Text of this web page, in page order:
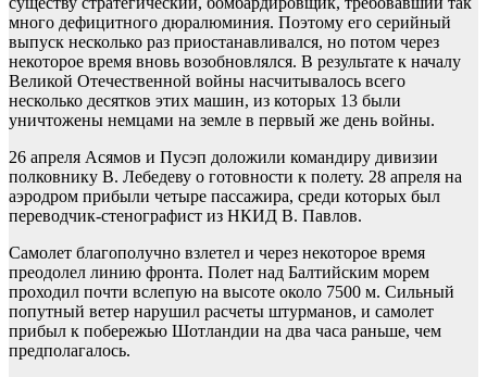
много дефицитного дюралюминия. Поэтому его серийный
выпуск несколько раз приостанавливался, но потом через
некоторое время вновь возобновлялся. В результате к началу
Великой Отечественной войны насчитывалось всего
несколько десятков этих машин, из которых 13 были
уничтожены немцами на земле в первый же день войны.
26 апреля Асямов и Пусэп доложили командиру дивизии
полковнику В. Лебедеву о готовности к полету. 28 апреля на
аэродром прибыли четыре пассажира, среди которых был
переводчик-стенографист из НКИД В. Павлов.
Самолет благополучно взлетел и через некоторое время
преодолел линию фронта. Полет над Балтийским морем
проходил почти вслепую на высоте около 7500 м. Сильный
попутный ветер нарушил расчеты штурманов, и самолет
прибыл к побережью Шотландии на два часа раньше, чем
предполагалось.